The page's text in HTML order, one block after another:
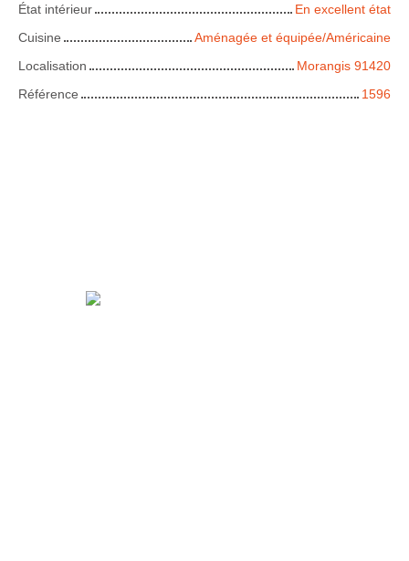
État intérieur
En excellent état
Cuisine
Aménagée et équipée/Américaine
Localisation
Morangis 91420
Référence
1596